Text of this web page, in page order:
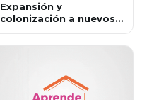
Expansión y
colonización a nuevos